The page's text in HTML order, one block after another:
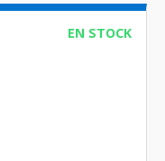
EN STOCK